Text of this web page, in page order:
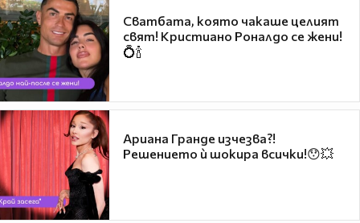
Сватбата, която чакаше целият
свят! Кристиано Роналдо се жени!
💍🍾
Ариана Гранде изчезва?!
Решението ѝ шокира всички!😯💥